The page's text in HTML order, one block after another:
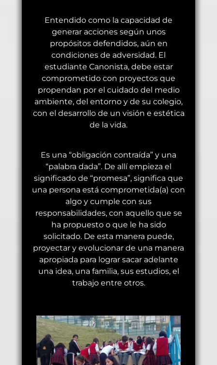
Entendido como la capacidad de
generar acciones según unos
propósitos defendidos, aún en
condiciones de adversidad. El
estudiante Canonista, debe estar
comprometido con proyectos que
propendan por el cuidado del medio
ambiente, del entorno y de su colegio,
con el desarrollo de un visión e estética
de la vida.
Es una “obligación contraída” y una
“palabra dada”. De allí empieza el
significado de “promesa”, significa que
una persona está comprometida(a) con
algo y cumple con sus
responsabilidades, con aquello que se
ha propuesto o que le ha sido
solicitado. De esta manera puede,
proyectar y evolucionar de una manera
apropiada para lograr sacar adelante
una idea, una familia, sus estudios, el
trabajo entre otros.